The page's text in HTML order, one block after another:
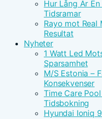
Hur Lång Är
Tidsramar
Rayo mot Real
Resultat
Nyheter
1 Watt Led
Sparsamhet
M/S Estonia –
Konsekvenser
Time Care
Tidsbokning
Hyundai Ioniq